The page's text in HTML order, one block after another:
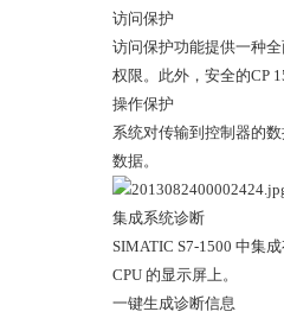
访问保护
访问保护功能提供一种
权限。此外，安全的CP
操作保护
系统对传输到控制器的
数据。
集成系统诊断
SIMATIC S7-1500 中集
CPU 的显示屏上。
一键生成诊断信息